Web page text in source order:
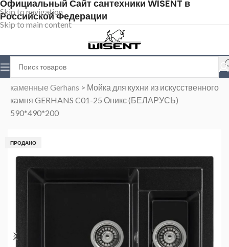
Skip to navigation
Skip to main content
Официальный Сайт сантехники WISENT в
Российской Федерации
Магазин
каменные Gerhans > Мойка для кухни из искусственного
камня GERHANS C01-25 Оникс (БЕЛАРУСЬ)
590*490*200
ПРОДАНО